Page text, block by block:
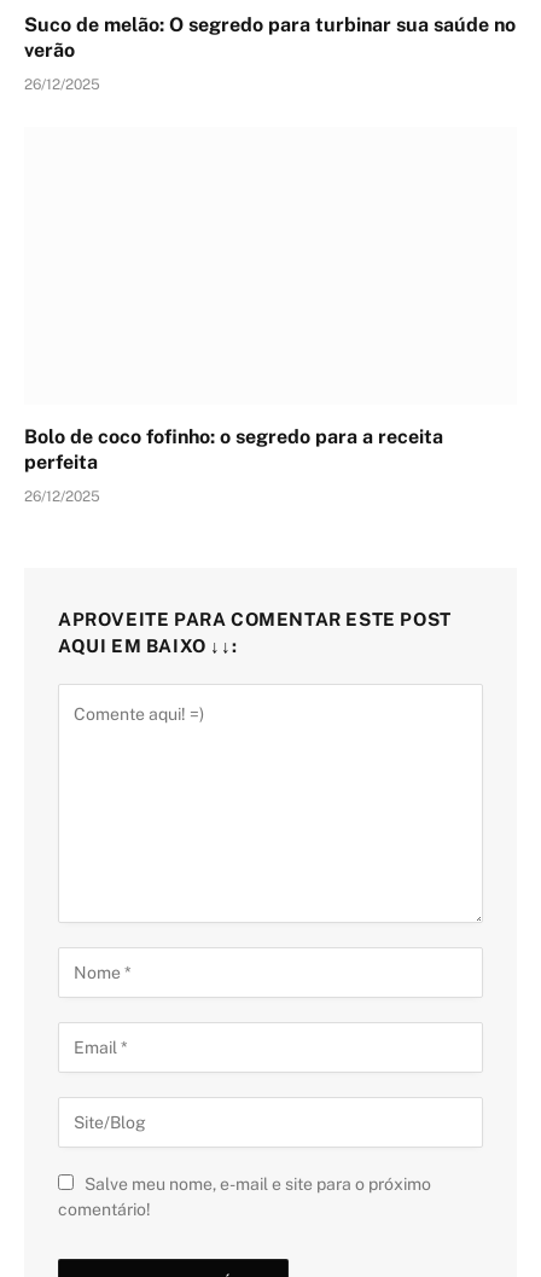
Suco de melão: O segredo para turbinar sua saúde no
verão
26/12/2025
Bolo de coco fofinho: o segredo para a receita
perfeita
26/12/2025
APROVEITE PARA COMENTAR ESTE POST
AQUI EM BAIXO ↓↓:
Salve meu nome, e-mail e site para o próximo
comentário!